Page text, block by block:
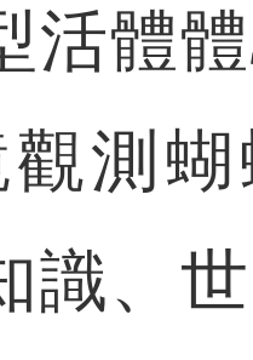
體體
測
識、